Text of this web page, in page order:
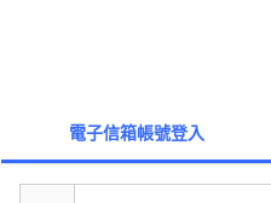
電子信箱帳號登入